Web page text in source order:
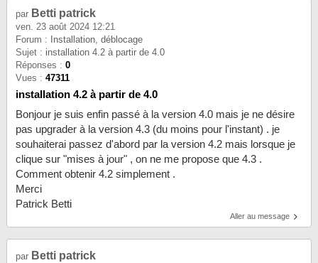
par Betti patrick
ven. 23 août 2024 12:21
Forum : Installation, déblocage
Sujet : installation 4.2 à partir de 4.0
Réponses : 0
Vues : 47311
installation 4.2 à partir de 4.0
Bonjour je suis enfin passé à la version 4.0 mais je ne désire
pas upgrader à la version 4.3 (du moins pour l'instant) . je
souhaiterai passez d'abord par la version 4.2 mais lorsque je
clique sur "mises à jour" , on ne me propose que 4.3 .
Comment obtenir 4.2 simplement .
Merci
Patrick Betti
Aller au message
par Betti patrick